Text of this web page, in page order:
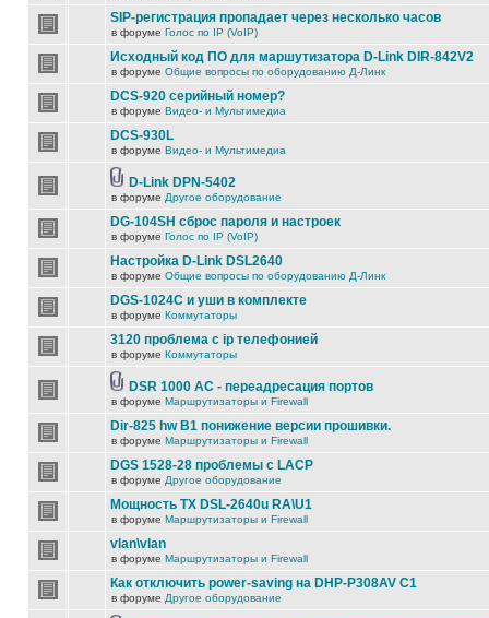
SIP-регистрация пропадает через несколько часов
в форуме Голос по IP (VoIP)
Исходный код ПО для маршутизатора D-Link DIR-842V2
в форуме Общие вопросы по оборудованию Д-Линк
DCS-920 серийный номер?
в форуме Видео- и Мультимедиа
DCS-930L
в форуме Видео- и Мультимедиа
D-Link DPN-5402
в форуме Другое оборудование
DG-104SH сброс пароля и настроек
в форуме Голос по IP (VoIP)
Настройка D-Link DSL2640
в форуме Общие вопросы по оборудованию Д-Линк
DGS-1024C и уши в комплекте
в форуме Коммутаторы
3120 проблема с ip телефонией
в форуме Коммутаторы
DSR 1000 AC - переадресация портов
в форуме Маршрутизаторы и Firewall
Dir-825 hw B1 понижение версии прошивки.
в форуме Маршрутизаторы и Firewall
DGS 1528-28 проблемы с LACP
в форуме Другое оборудование
Мощность TX DSL-2640u RA\U1
в форуме Маршрутизаторы и Firewall
vlan\vlan
в форуме Маршрутизаторы и Firewall
Как отключить power-saving на DHP-P308AV C1
в форуме Другое оборудование